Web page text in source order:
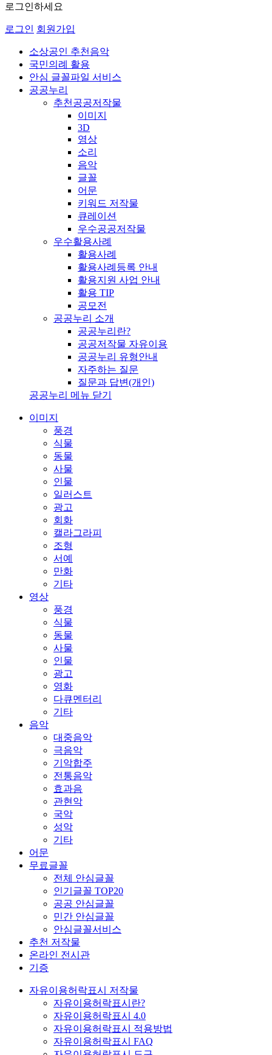
로그인하세요
로그인 회원가입
소상공인 추천음악
국민의례 활용
안심 글꼴파일 서비스
공공누리
추천공공저작물
이미지
3D
영상
소리
음악
글꼴
어문
키워드 저작물
큐레이션
우수공공저작물
우수활용사례
활용사례
활용사례등록 안내
활용지원 사업 안내
활용 TIP
공모전
공공누리 소개
공공누리란?
공공저작물 자유이용
공공누리 유형안내
자주하는 질문
질문과 답변(개인)
공공누리 메뉴 닫기
이미지
풍경
식물
동물
사물
인물
일러스트
광고
회화
캘라그라피
조형
서예
만화
기타
영상
풍경
식물
동물
사물
인물
광고
영화
다큐멘터리
기타
음악
대중음악
극음악
기악합주
전통음악
효과음
관현악
국악
성악
기타
어문
무료글꼴
전체 안심글꼴
인기글꼴 TOP20
공공 안심글꼴
민간 안심글꼴
안심글꼴서비스
추천 저작물
온라인 전시관
기증
자유이용허락표시 저작물
자유이용허락표시란?
자유이용허락표시 4.0
자유이용허락표시 적용방법
자유이용허락표시 FAQ